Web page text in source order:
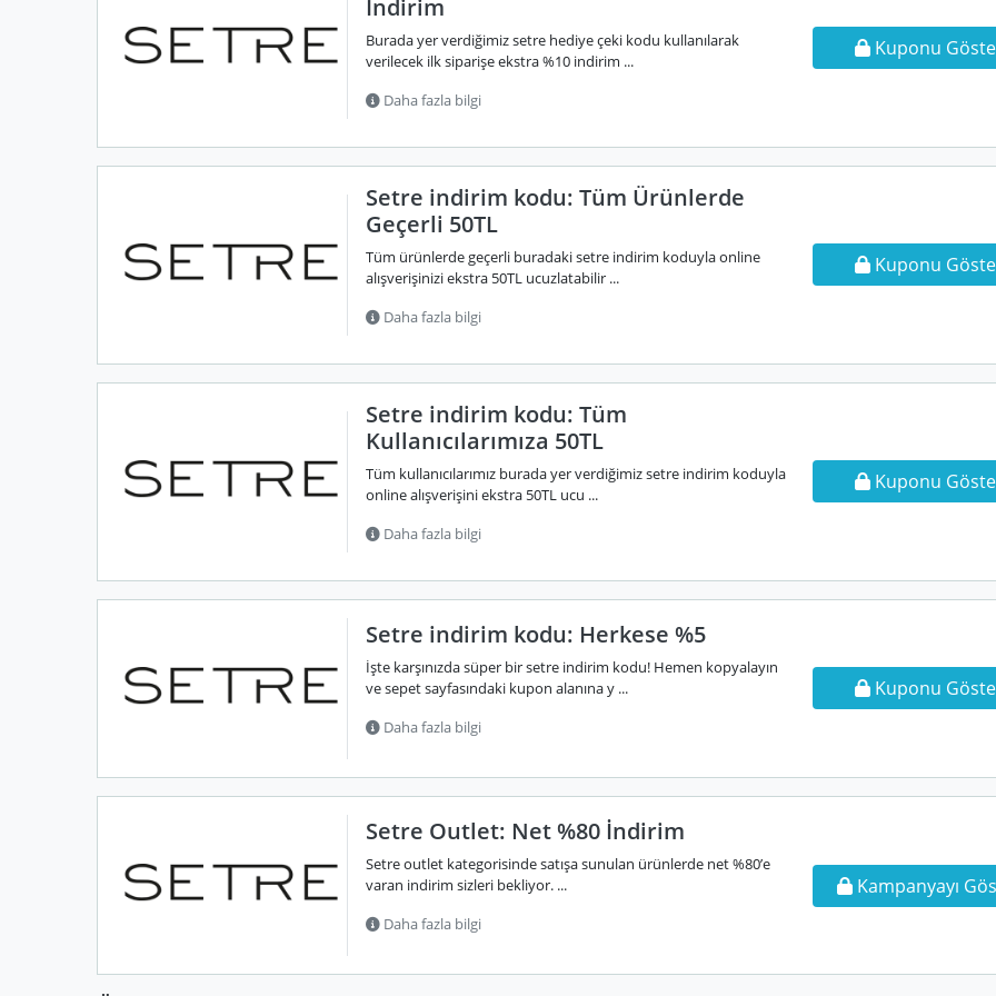
İndirim
Burada yer verdiğimiz setre hediye çeki kodu kullanılarak
verilecek ilk siparişe ekstra %10 indirim ...
Daha fazla bilgi
Kuponu
Setre indirim kodu: Tüm Ürünlerde
Geçerli 50TL
Tüm ürünlerde geçerli buradaki setre indirim koduyla online
alışverişinizi ekstra 50TL ucuzlatabilir ...
Daha fazla bilgi
Kuponu
Setre indirim kodu: Tüm
Kullanıcılarımıza 50TL
Tüm kullanıcılarımız burada yer verdiğimiz setre indirim koduyla
online alışverişini ekstra 50TL ucu ...
Daha fazla bilgi
Kuponu
Setre indirim kodu: Herkese %5
İşte karşınızda süper bir setre indirim kodu! Hemen kopyalayın
ve sepet sayfasındaki kupon alanına y ...
Daha fazla bilgi
Kuponu
Setre Outlet: Net %80 İndirim
Setre outlet kategorisinde satışa sunulan ürünlerde net %80’e
varan indirim sizleri bekliyor. ...
Daha fazla bilgi
Kampanyayı